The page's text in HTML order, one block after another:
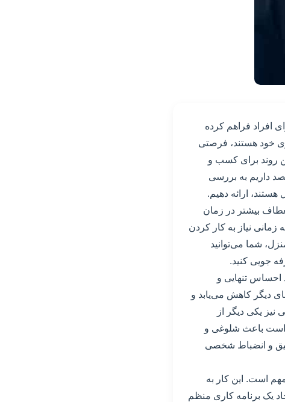
افراد فراهم کرده
خود هستند، فرصتی
روند برای کسب و
داریم به بررسی
هستند، ارائه دهیم.
بیشتر در زمان
نیاز به کار کردن
شما می‌توانید
جویی کنید.
احساس تنهایی و
دیگر کاهش می‌یابد و
یکی دیگر از
است باعث شلوغی و
و انضباط شخصی
است. این کار به
یک برنامه کاری منظم